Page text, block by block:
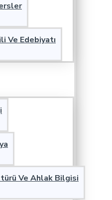
Ve Edebiyatı
Ve Ahlak Bilgisi